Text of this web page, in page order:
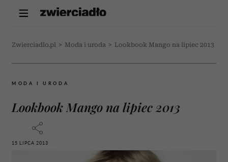
Zwierciadlo.pl > Moda i uroda > Lookbook Mango na lipiec 2013
MODA I URODA
Lookbook Mango na lipiec 2013
15 LIPCA 2013